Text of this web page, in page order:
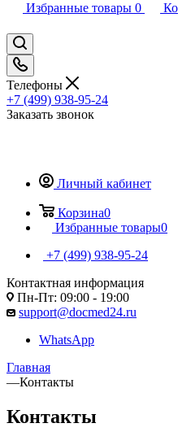
Избранные товары 0
Телефоны
+7 (499) 938-95-24
Заказать звонок
Личный кабинет
Корзина0
Избранные товары0
+7 (499) 938-95-24
Контактная информация
Пн-Пт: 09:00 - 19:00
support@docmed24.ru
WhatsApp
Главная
—Контакты
Контакты